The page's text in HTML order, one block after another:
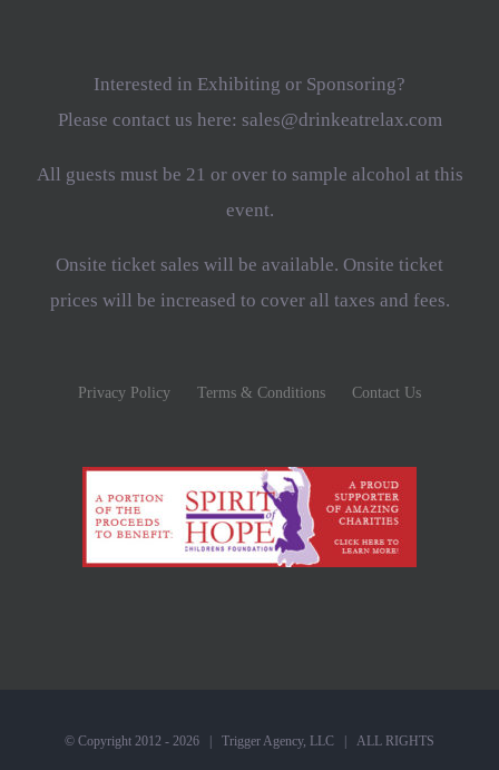
Interested in Exhibiting or Sponsoring?
Please contact us here: sales@drinkeatrelax.com
All guests must be 21 or over to sample alcohol at this
event.
Onsite ticket sales will be available. Onsite ticket
prices will be increased to cover all taxes and fees.
Privacy Policy Terms & Conditions Contact Us
© Copyright 2012 - 2026 | Trigger Agency, LLC | ALL RIGHTS